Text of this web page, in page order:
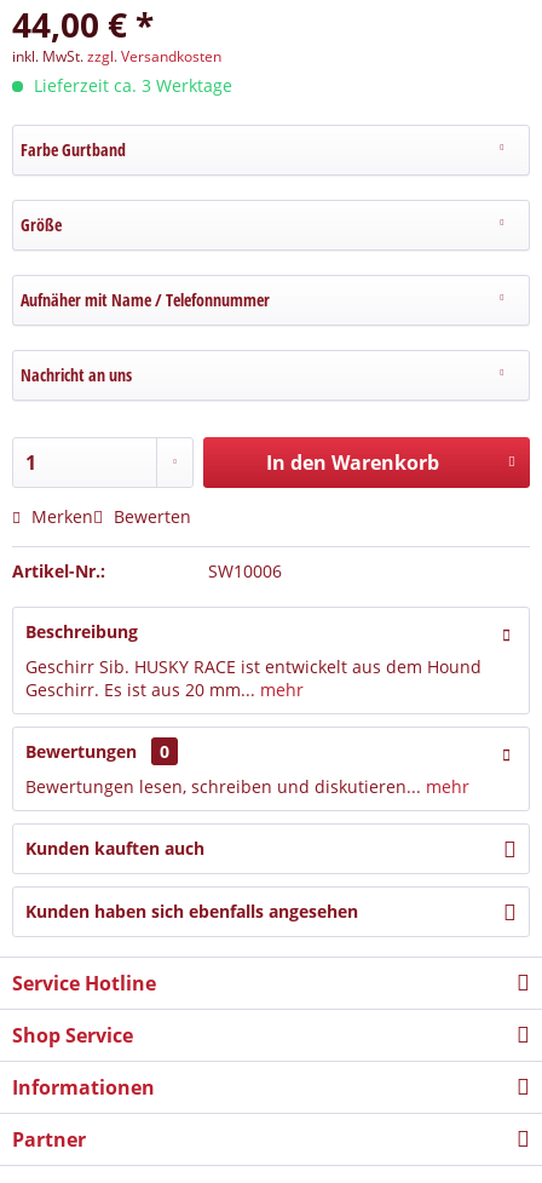
44,00 € *
inkl. MwSt.zzgl. Versandkosten
Lieferzeit ca. 3 Werktage
Farbe Gurtband
Größe
Aufnäher mit Name / Telefonnummer
Nachricht an uns
In den Warenkorb
Merken Bewerten
Artikel-Nr.: SW10006
Beschreibung
Geschirr Sib. HUSKY RACE ist entwickelt aus dem Hound
Geschirr. Es ist aus 20 mm... mehr
Bewertungen
0
Bewertungen lesen, schreiben und diskutieren... mehr
Kunden kauften auch
Kunden haben sich ebenfalls angesehen
Service Hotline
Shop Service
Informationen
Partner